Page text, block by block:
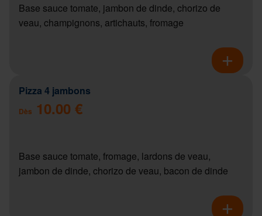
Base sauce tomate, jambon de dinde, chorizo de
veau, champignons, artichauts, fromage
Pizza 4 jambons
Dès 10.00 €
Base sauce tomate, fromage, lardons de veau,
jambon de dinde, chorizo de veau, bacon de dinde